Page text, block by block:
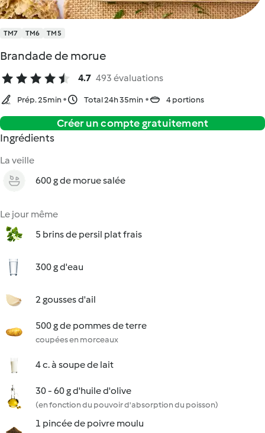
TM7 TM6 TM5
Brandade de morue
4.7 493 évaluations
Prép. 25min Total 24h 35min 4 portions
Créer un compte gratuitement
Ingrédients
La veille
600 g de morue salée
Le jour même
5 brins de persil plat frais
300 g d'eau
2 gousses d'ail
500 g de pommes de terre
coupées en morceaux
4 c. à soupe de lait
30 - 60 g d'huile d'olive
(en fonction du pouvoir d'absorption du poisson)
1 pincée de poivre moulu